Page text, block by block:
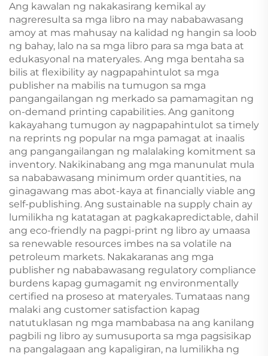
Ang kawalan ng nakakasirang kemikal ay
nagreresulta sa mga libro na may nababawasang
amoy at mas mahusay na kalidad ng hangin sa loob
ng bahay, lalo na sa mga libro para sa mga bata at
edukasyonal na materyales. Ang mga bentaha sa
bilis at flexibility ay nagpapahintulot sa mga
publisher na mabilis na tumugon sa mga
pangangailangan ng merkado sa pamamagitan ng
on-demand printing capabilities. Ang ganitong
kakayahang tumugon ay nagpapahintulot sa timely
na reprints ng popular na mga pamagat at inaalis
ang pangangailangan ng malalaking komitment sa
inventory. Nakikinabang ang mga manunulat mula
sa nababawasang minimum order quantities, na
ginagawang mas abot-kaya at financially viable ang
self-publishing. Ang sustainable na supply chain ay
lumilikha ng katatagan at pagkakapredictable, dahil
ang eco-friendly na pagpi-print ng libro ay umaasa
sa renewable resources imbes na sa volatile na
petroleum markets. Nakakaranas ang mga
publisher ng nababawasang regulatory compliance
burdens kapag gumagamit ng environmentally
certified na proseso at materyales. Tumataas nang
malaki ang customer satisfaction kapag
natutuklasan ng mga mambabasa na ang kanilang
pagbili ng libro ay sumusuporta sa mga pagsisikap
na pangalagaan ang kapaligiran, na lumilikha ng